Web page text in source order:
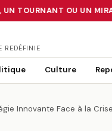
TOURNANT OU UN
UN
REDÉFINIE
Culture
Innovante Face à la